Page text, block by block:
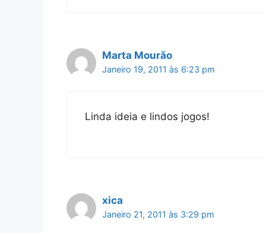
Marta Mourão
Janeiro 19, 2011 às 6:23 pm
Linda ideia e lindos jogos!
xica
Janeiro 21, 2011 às 3:29 pm